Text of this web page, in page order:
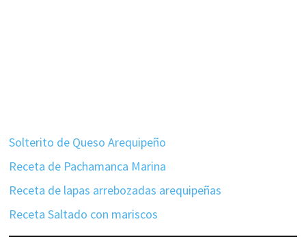
Solterito de Queso Arequipeño
Receta de Pachamanca Marina
Receta de lapas arrebozadas arequipeñas
Receta Saltado con mariscos